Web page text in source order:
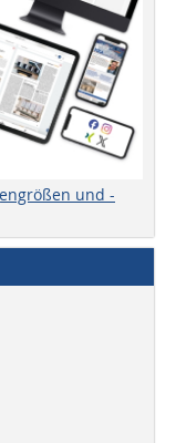
und -